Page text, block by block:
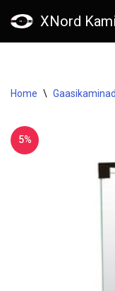
XNord
Home \ Gaasikaminad
5%